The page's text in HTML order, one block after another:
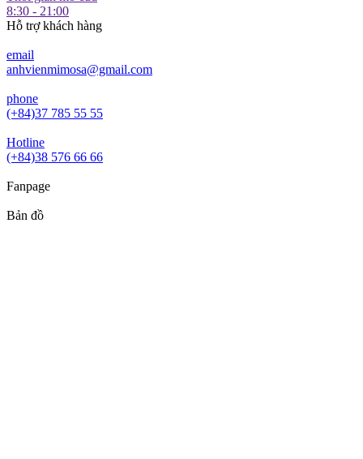
8:30 - 21:00
Hỗ trợ khách hàng
email
anhvienmimosa@gmail.com
phone
(+84)37 785 55 55
Hotline
(+84)38 576 66 66
Fanpage
Bản đồ